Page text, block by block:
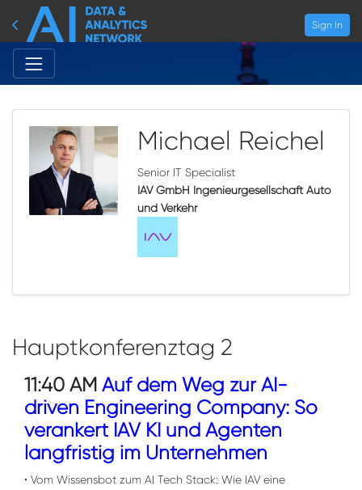
Sign In
Michael Reichel
Senior IT Specialist
IAV GmbH Ingenieurgesellschaft Auto
und Verkehr
Hauptkonferenztag 2
11:40 AM Auf dem Weg zur AI-
driven Engineering Company: So
verankert IAV KI und Agenten
langfristig im Unternehmen
• Vom Wissensbot zum AI Tech Stack: Wie IAV eine